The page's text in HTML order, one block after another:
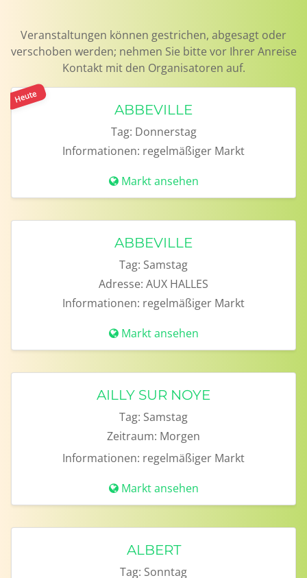
Veranstaltungen können gestrichen, abgesagt oder
verschoben werden; nehmen Sie bitte vor Ihrer Anreise
Kontakt mit den Organisatoren auf.
Heute
ABBEVILLE
Tag: Donnerstag
Informationen: regelmäßiger Markt
Markt ansehen
ABBEVILLE
Tag: Samstag
Adresse: AUX HALLES
Informationen: regelmäßiger Markt
Markt ansehen
AILLY SUR NOYE
Tag: Samstag
Zeitraum: Morgen
Informationen: regelmäßiger Markt
Markt ansehen
ALBERT
Tag: Sonntag